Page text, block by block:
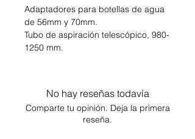
Adaptadores para botellas de agua
de 56mm y 70mm.
Tubo de aspiración telescópico, 980-
1250 mm.
No hay reseñas todavía
Comparte tu opinión. Deja la primera
reseña.